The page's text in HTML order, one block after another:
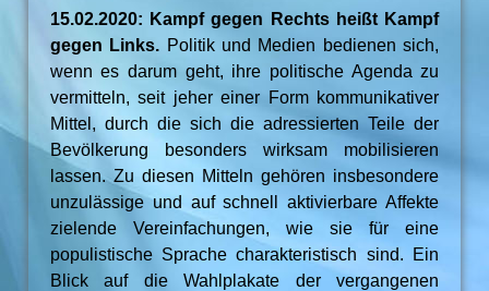
15.02.2020: Kampf gegen Rechts heißt Kampf
gegen Links. Politik und Medien bedienen sich,
wenn es darum geht, ihre politische Agenda zu
vermitteln, seit jeher einer Form kommunikativer
Mittel, durch die sich die adressierten Teile der
Bevölkerung besonders wirksam mobilisieren
lassen. Zu diesen Mitteln gehören insbesondere
unzulässige und auf schnell aktivierbare Affekte
zielende Vereinfachungen, wie sie für eine
populistische Sprache charakteristisch sind. Ein
Blick auf die Wahlplakate der vergangenen